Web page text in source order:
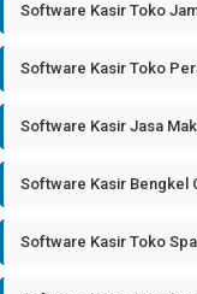
Software Kasir Toko
Software Kasir Toko
Software Kasir Jasa
Software Kasir Bengkel
Software Kasir Toko